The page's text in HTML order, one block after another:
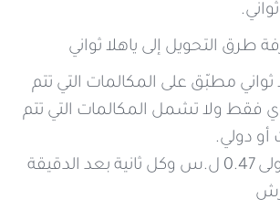
طرق التحويل إلى ياهلا ثواني
ثواني مطبّق على المكالمات التي تتم
فقط ولا تشمل المكالمات التي تتم
أو دولي.
سعر الدقيقة الأولى 0.47 ل.س وكل ثانية بعد الدقيقة